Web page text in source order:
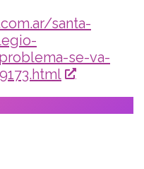
santa-
se-va-